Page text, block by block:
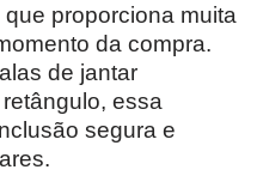
proporciona muita
da compra.
de jantar
essa
segura e